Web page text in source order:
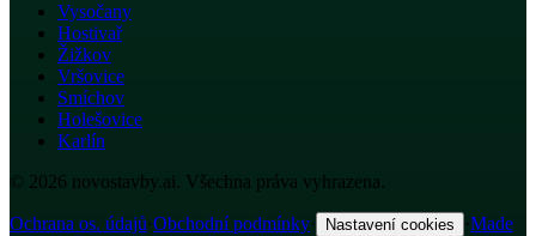
Vysočany
Hostivař
Žižkov
Vršovice
Smíchov
Holešovice
Karlín
© 2026 novostavby.ai. Všechna práva vyhrazena.
Ochrana os. údajů·Obchodní podmínky· Nastavení cookies ·Made